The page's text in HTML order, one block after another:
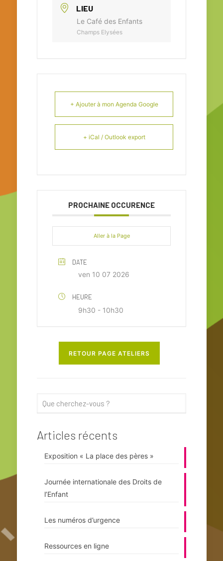
LIEU
Le Café des Enfants
Champs Elysées
+ Ajouter à mon Agenda Google
+ iCal / Outlook export
PROCHAINE OCCURENCE
Aller à la Page
DATE
ven 10 07 2026
HEURE
9h30 - 10h30
RETOUR PAGE ATELIERS
Articles récents
Exposition « La place des pères »
Journée internationale des Droits de
l’Enfant
Les numéros d’urgence
Ressources en ligne